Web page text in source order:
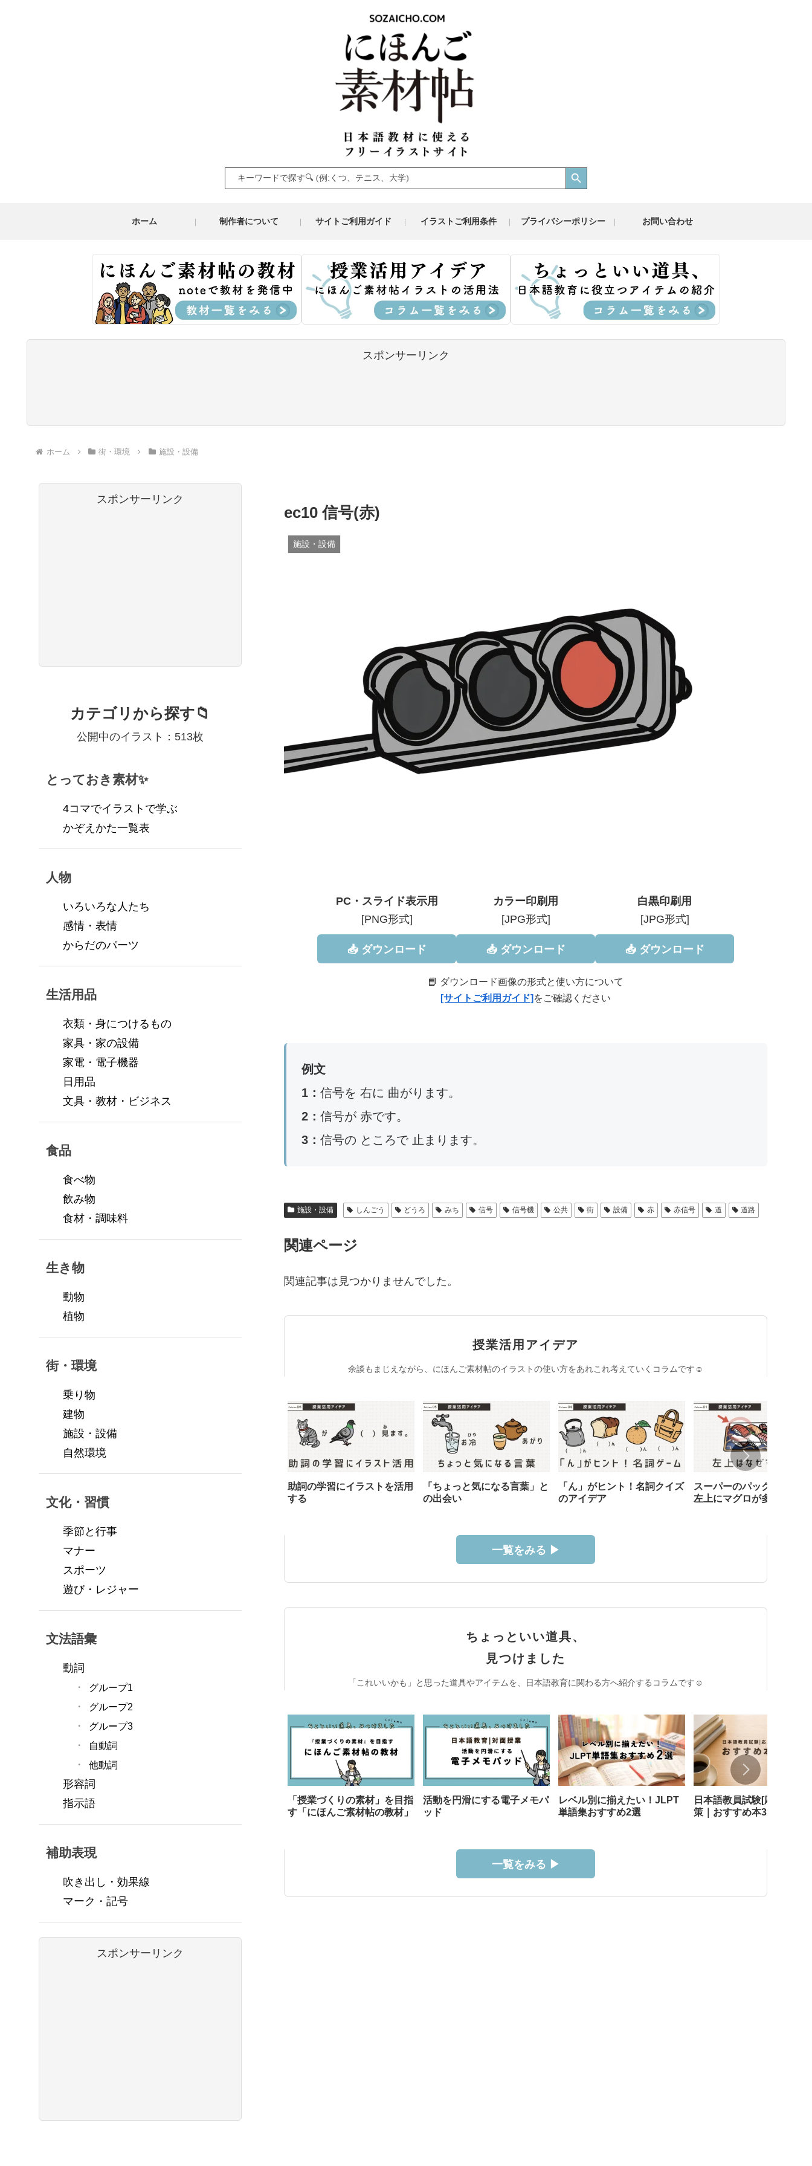
Search
for:
Search Button
ホーム 制作者について サイトご利用ガイド イラストご利用条件 プライバシーポリシー お問い合わせ
スポンサーリンク
ホーム 街・環境 施設・設備
ec10 信号(赤)
施設・設備
PC・スライド表示用
[PNG形式]
📥 ダウンロード
カラー印刷用
[JPG形式]
📥 ダウンロード
白黒印刷用
[JPG形式]
📥 ダウンロード
📘 ダウンロード画像の形式と使い方について
[サイトご利用ガイド]をご確認ください
例文
1： 信号を 右に 曲がります。
2： 信号が 赤です。
3： 信号の ところで 止まります。
施設・設備 しんごう どうろ みち 信号 信号機 公共 街 設備 赤 赤信号 道 道路
関連ページ
関連記事は見つかりませんでした。
授業活用アイデア
余談もまじえながら、にほんご素材帖のイラストの使い方をあれこれ考えていくコラムです☺︎
助詞の学習にイラストを活用
する
「ちょっと気になる言葉」と
の出会い
「ん」がヒント！名詞クイズ
のアイデア
スーパーのパック寿司、な
左上にマグロが多い？
一覧をみる ▶︎
ちょっといい道具、
見つけました
「これいいかも」と思った道具やアイテムを、日本語教育に関わる方へ紹介するコラムです☺︎
「授業づくりの素材」を目指
す「にほんご素材帖の教材」
活動を円滑にする電子メモパ
ッド
レベル別に揃えたい！JLPT
単語集おすすめ2選
日本語教員試験[応用試験]
策｜おすすめ本3選
一覧をみる ▶︎
スポンサーリンク
カテゴリから探す📁
公開中のイラスト：513枚
とっておき素材✨
4コマでイラストで学ぶ
かぞえかた一覧表
人物
いろいろな人たち
感情・表情
からだのパーツ
生活用品
衣類・身につけるもの
家具・家の設備
家電・電子機器
日用品
文具・教材・ビジネス
食品
食べ物
飲み物
食材・調味料
生き物
動物
植物
街・環境
乗り物
建物
施設・設備
自然環境
文化・習慣
季節と行事
マナー
スポーツ
遊び・レジャー
文法語彙
動詞
グループ1
グループ2
グループ3
自動詞
他動詞
形容詞
指示語
補助表現
吹き出し・効果線
マーク・記号
スポンサーリンク